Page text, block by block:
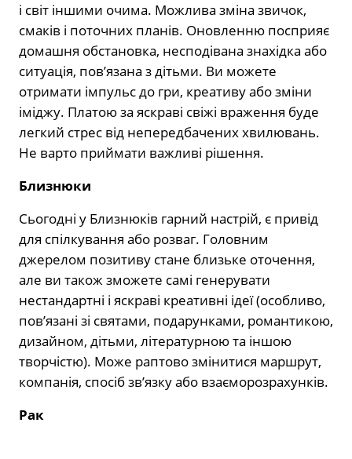
і світ іншими очима. Можлива зміна звичок,
смаків і поточних планів. Оновленню посприяє
домашня обстановка, несподівана знахідка або
ситуація, пов’язана з дітьми. Ви можете
отримати імпульс до гри, креативу або зміни
іміджу. Платою за яскраві свіжі враження буде
легкий стрес від непередбачених хвилювань.
Не варто приймати важливі рішення.
Близнюки
Сьогодні у Близнюків гарний настрій, є привід
для спілкування або розваг. Головним
джерелом позитиву стане близьке оточення,
але ви також зможете самі генерувати
нестандартні і яскраві креативні ідеї (особливо,
пов’язані зі святами, подарунками, романтикою,
дизайном, дітьми, літературною та іншою
творчістю). Може раптово змінитися маршрут,
компанія, спосіб зв’язку або взаєморозрахунків.
Рак